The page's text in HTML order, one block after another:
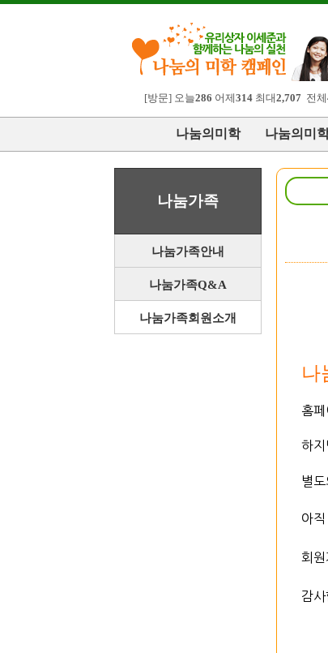
[방문] 오늘286 어제 314최대 2,707전체
나눔의미학 나눔의미
나눔가족
나눔가족안내
나눔가족Q&A
나눔가족회원소개
나
홈
하지
별
아
회
감사